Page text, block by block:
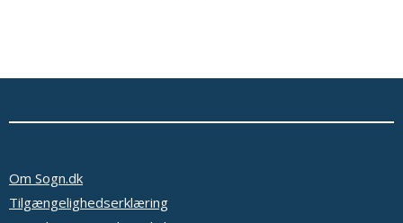
Om Sogn.dk
Tilgængelighedserklæring